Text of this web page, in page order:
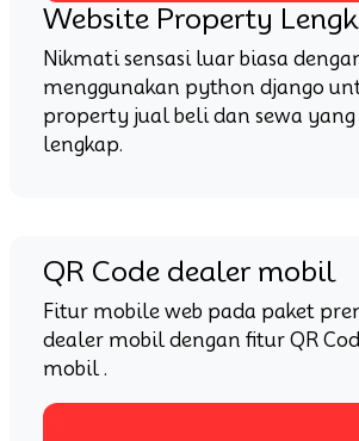
Website Property
Nikmati sensasi luar biasa
menggunakan python django
property jual beli dan sewa yang
lengkap.
QR Code dealer mobil
Fitur mobile web pada paket
dealer mobil dengan fitur QR
mobil .